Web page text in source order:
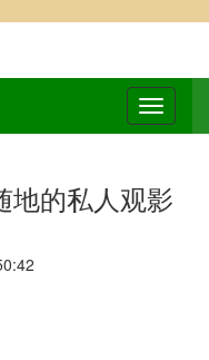
地的私人观影